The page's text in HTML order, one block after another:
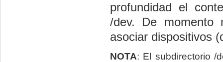
profundidad el
/dev. De momento
asociar dispositivos
NOTA: El subdirectorio /